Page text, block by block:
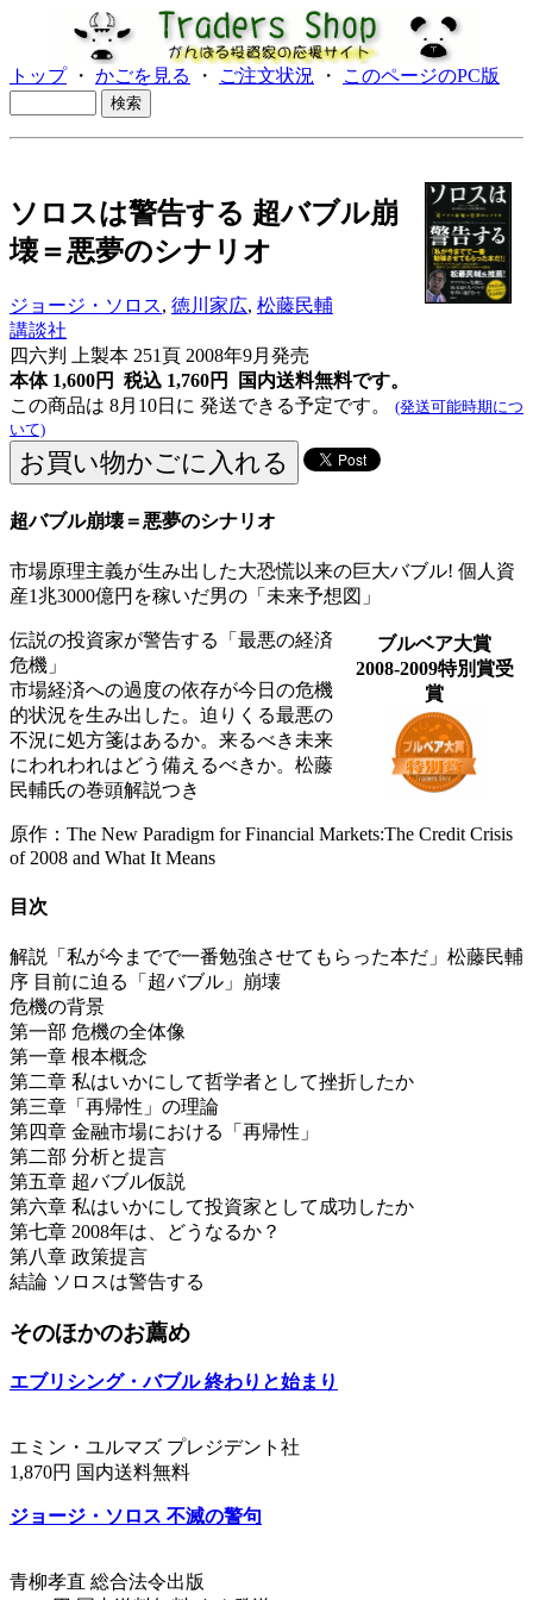
トップ・ かごを見る ・ ご注文状況 ・ このページのPC版
ソロスは警告する 超バブル崩
壊＝悪夢のシナリオ
ジョージ・ソロス, 徳川家広, 松藤民輔
講談社
四六判 上製本 251頁 2008年9月発売
本体 1,600円 税込 1,760円
国内送料無料です。
この商品は 8月10日に 発送できる予定です。 (発送可能時期につ
いて)
超バブル崩壊＝悪夢のシナリオ
市場原理主義が生み出した大恐慌以来の巨大バブル! 個人資
産1兆3000億円を稼いだ男の「未来予想図」
ブルベア大賞
2008-2009特別賞受
賞
伝説の投資家が警告する「最悪の経済
危機」
市場経済への過度の依存が今日の危機
的状況を生み出した。迫りくる最悪の
不況に処方箋はあるか。来るべき未来
にわれわれはどう備えるべきか。松藤
民輔氏の巻頭解説つき
原作：The New Paradigm for Financial Markets:The Credit Crisis
of 2008 and What It Means
目次
解説「私が今までで一番勉強させてもらった本だ」松藤民輔
序 目前に迫る「超バブル」崩壊
危機の背景
第一部 危機の全体像
第一章 根本概念
第二章 私はいかにして哲学者として挫折したか
第三章「再帰性」の理論
第四章 金融市場における「再帰性」
第二部 分析と提言
第五章 超バブル仮説
第六章 私はいかにして投資家として成功したか
第七章 2008年は、どうなるか？
第八章 政策提言
結論 ソロスは警告する
そのほかのお薦め
エブリシング・バブル 終わりと始まり
エミン・ユルマズ プレジデント社
1,870円 国内送料無料
ジョージ・ソロス 不滅の警句
青柳孝直 総合法令出版